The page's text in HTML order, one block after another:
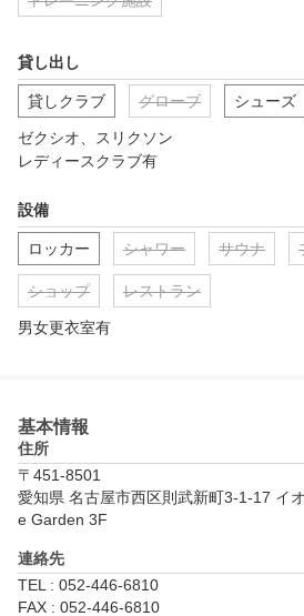
貸し出し
貸しクラブ グローブ シューズ
ゼクシオ、スリクソン
レディースクラブ有
設備
ロッカー シャワー サウナ
ショップ レストラン
男女更衣室有
基本情報
住所
〒451-8501
愛知県 名古屋市西区則武新町3-1-17 イ
e Garden 3F
連絡先
TEL : 052-446-6810
FAX : 052-446-6810